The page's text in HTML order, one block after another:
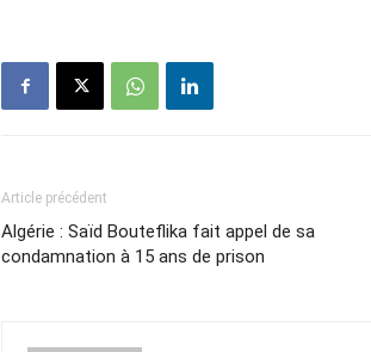
Article précédent
Algérie : Saïd Bouteflika fait appel de sa
condamnation à 15 ans de prison